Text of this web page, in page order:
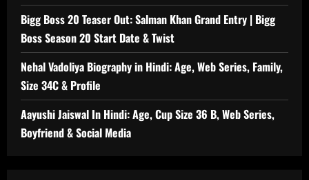
Bigg Boss 20 Teaser Out: Salman Khan Grand Entry | Bigg
Boss Season 20 Start Date & Twist
Nehal Vadoliya Biography in Hindi: Age, Web Series, Family,
Size 34C & Profile
Aayushi Jaiswal In Hindi: Age, Cup Size 36 B, Web Series,
Boyfriend & Social Media